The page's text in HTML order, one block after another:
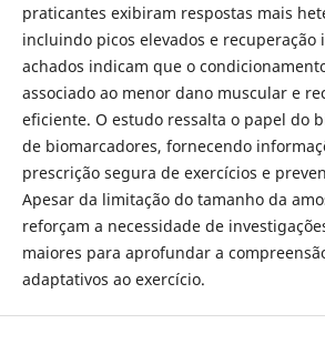
praticantes exibiram respostas mais
incluindo picos elevados e recuperação
achados indicam que o
associado ao menor dano muscular e
eficiente. O estudo ressalta o papel do
de biomarcadores, fornecendo
prescrição segura de exercícios e
Apesar da limitação do tamanho da
reforçam a necessidade de
maiores para aprofundar a
adaptativos ao exercício.